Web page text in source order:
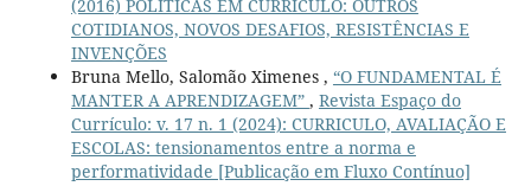
(2016) POLÍTICAS EM CURRÍCULO: OUTROS
COTIDIANOS, NOVOS DESAFIOS, RESISTÊNCIAS E
INVENÇÕES
Bruna Mello, Salomão Ximenes , “O FUNDAMENTAL É
MANTER A APRENDIZAGEM” , Revista Espaço do
Currículo: v. 17 n. 1 (2024): CURRICULO, AVALIAÇÃO E
ESCOLAS: tensionamentos entre a norma e
performatividade [Publicação em Fluxo Contínuo]